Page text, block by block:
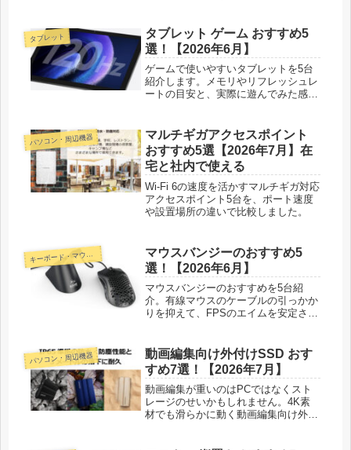
タブレット
タブレット ゲーム おすすめ5
選！【2026年6月】
ゲームで使いやすいタブレットを5台
紹介します。メモリやリフレッシュレ
ートの目安と、実際に遊んでみた感触
パソコン・周辺機器
マルチギガアクセスポイント
おすすめ5選【2026年7月】在
宅と社内で使える
Wi-Fi 6の速度を活かすマルチギガ対応
アクセスポイント5台を、ポート速度
や設置場所の違いで比較しました。
キーボード・マウス・入力機器
マウスバンジーのおすすめ5
選！【2026年6月】
マウスバンジーのおすすめを5台紹
介。有線マウスのケーブルの引っかか
りを抑えて、FPSのエイムを安定させ
パソコン・周辺機器
動画編集向け外付けSSD おす
すめ7選！【2026年7月】
動画編集が重いのはPCではなくスト
レージのせいかもしれません。4K素
材でも滑らかに動く動画編集向け外付